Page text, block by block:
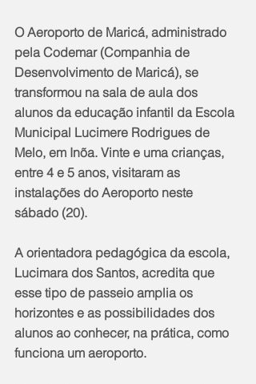
O Aeroporto de Maricá, administrado
pela Codemar (Companhia de
Desenvolvimento de Maricá), se
transformou na sala de aula dos
alunos da educação infantil da Escola
Municipal Lucimere Rodrigues de
Melo, em Inõa. Vinte e uma crianças,
entre 4 e 5 anos, visitaram as
instalações do Aeroporto neste
sábado (20).
A orientadora pedagógica da escola,
Lucimara dos Santos, acredita que
esse tipo de passeio amplia os
horizontes e as possibilidades dos
alunos ao conhecer, na prática, como
funciona um aeroporto.